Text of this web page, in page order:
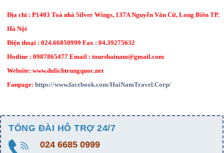
Địa chỉ : P1403 Toà nhà Silver Wings, 137A Nguyễn Văn Cừ, Long Biên TP.
Hà Nội
Điện thoại : 024.66850999 Fax : 04.39275632
Hotline : 0987865477 Email : tourshainam@gmail.com
Website: www.dulichtrungquoc.net
Fanpage: https://www.facebook.com/HaiNamTravel.Corp/
TỔNG ĐÀI HỖ TRỢ 24/7
024 6685 0999